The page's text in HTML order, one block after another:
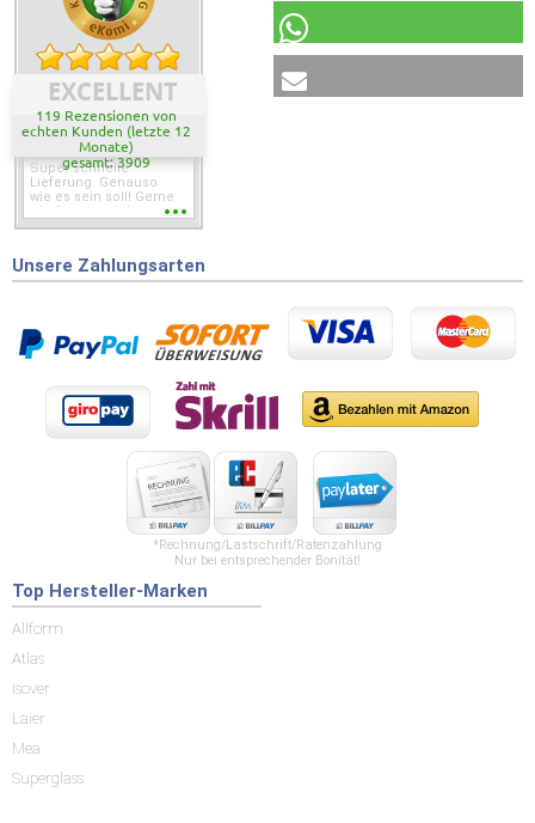
EXCELLENT
119 Rezensionen von
echten Kunden (letzte 12
Monate)
gesamt: 3909
Super schnelle
Lieferung. Genauso
wie es sein soll! Gerne
wieder wenn ich was
Unsere Zahlungsarten
*Rechnung/Lastschrift/Ratenzahlung
Nur bei entsprechender Bonität!
Top Hersteller-Marken
Allform
Atlas
Isover
Laier
Mea
Superglass